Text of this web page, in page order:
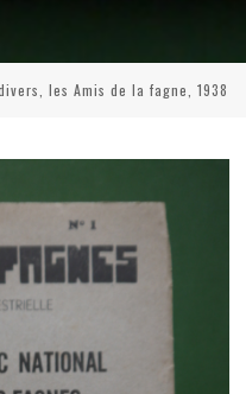
les Amis de la fagne, 1938